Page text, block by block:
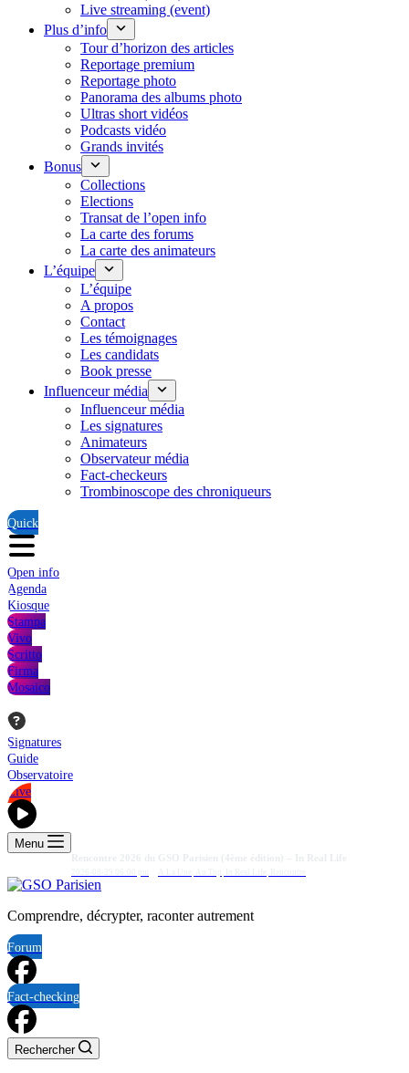
Live streaming (event)
Plus d’info
Tour d’horizon des articles
Reportage premium
Reportage photo
Panorama des albums photo
Ultras short vidéos
Podcasts vidéo
Grands invités
Bonus
Collections
Elections
Transat de l’open info
La carte des forums
La carte des animateurs
L’équipe
L’équipe
A propos
Contact
Les témoignages
Les candidats
Book presse
Influenceur média
Influenceur média
Les signatures
Animateurs
Observateur média
Fact-checkeurs
Trombinoscope des chroniqueurs
Quick
Open info
Agenda
Kiosque
Stampa
Vivo
Scritto
Firma
Mosaico
Signatures
Guide
Observatoire
Live
Menu
Comprendre, décrypter, raconter autrement
Forum
Fact-checking
Rechercher